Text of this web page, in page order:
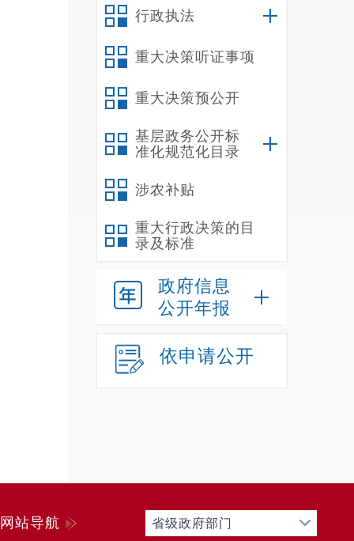
行政执法
重大决策听证事项
重大决策预公开
基层政务公开标
准化规范化目录
涉农补贴
重大行政决策的目
录及标准
政府信息
公开年报
依申请公开
网站导航 省级政府部门